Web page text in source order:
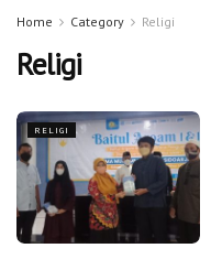
Home Category Religi
Religi
RELIGI